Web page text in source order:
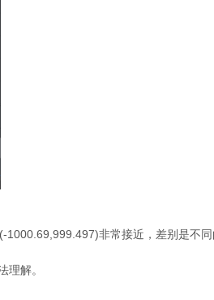
非常接近，差别是不
理解。